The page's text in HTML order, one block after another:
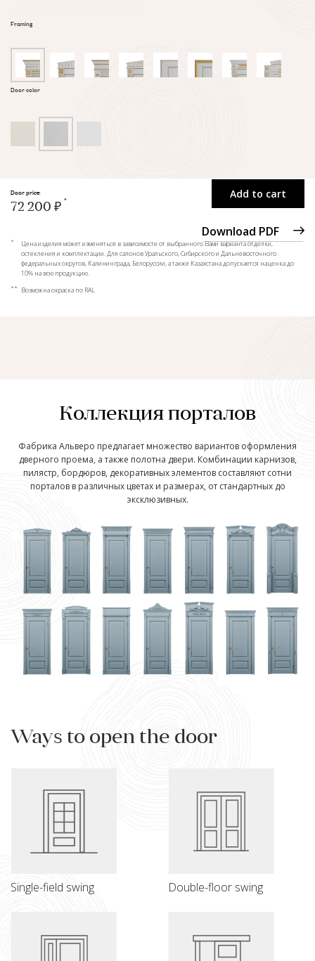
Framing
Door color
Add to cart
Download PDF
Door price:
72 200 ₽
*
Цена изделия может изменяться в зависимости от выбранного Вами варианта отделки,
остекления и комплектации. Для салонов Уральского, Сибирского и Дальневосточного
федеральных округов, Калининграда, Белоруссии, а также Казахстана допускается наценка до
10% на всю продукцию.
** Возможна окраска по RAL
Коллекция порталов
Фабрика Альверо предлагает множество вариантов оформления
дверного проема, а также полотна двери. Комбинации карнизов,
пилястр, бордюров, декоративных элементов составляют сотни
порталов в различных цветах и размерах, от стандартных до
эксклюзивных.
Ways to open the door
Single-field swing Double-floor swing